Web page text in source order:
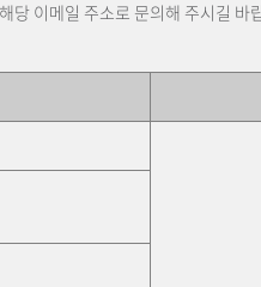
해당 이메일 주소로 문의해 주시길 바